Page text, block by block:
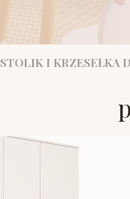
STOLIK I KRZESEŁKA